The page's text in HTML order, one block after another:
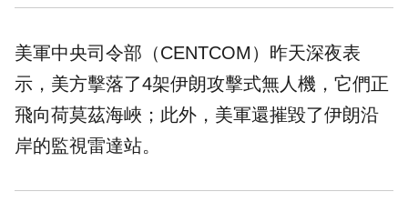
美軍中央司令部（CENTCOM）昨天深夜表
示，美方擊落了4架伊朗攻擊式無人機，它們正
飛向荷莫茲海峽；此外，美軍還摧毀了伊朗沿
岸的監視雷達站。